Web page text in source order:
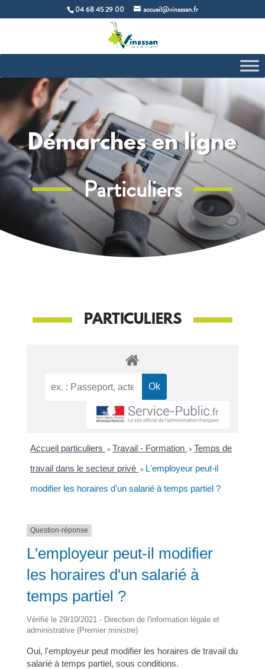
04 68 45 29 00 accueil@vinassan.fr
Démarches en ligne
Particuliers
PARTICULIERS
Accueil particuliers > Travail - Formation > Temps de
travail dans le secteur privé > L'employeur peut-il
modifier les horaires d'un salarié à temps partiel ?
Question-réponse
L'employeur peut-il modifier
les horaires d'un salarié à
temps partiel ?
Vérifié le 29/10/2021 - Direction de l'information légale et
administrative (Premier ministre)
Oui, l'employeur peut modifier les horaires de travail du
salarié à temps partiel, sous conditions.